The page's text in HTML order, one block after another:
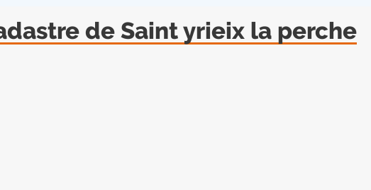
de Saint yrieix la perche